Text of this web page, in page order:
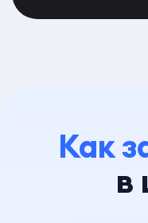
Как
в